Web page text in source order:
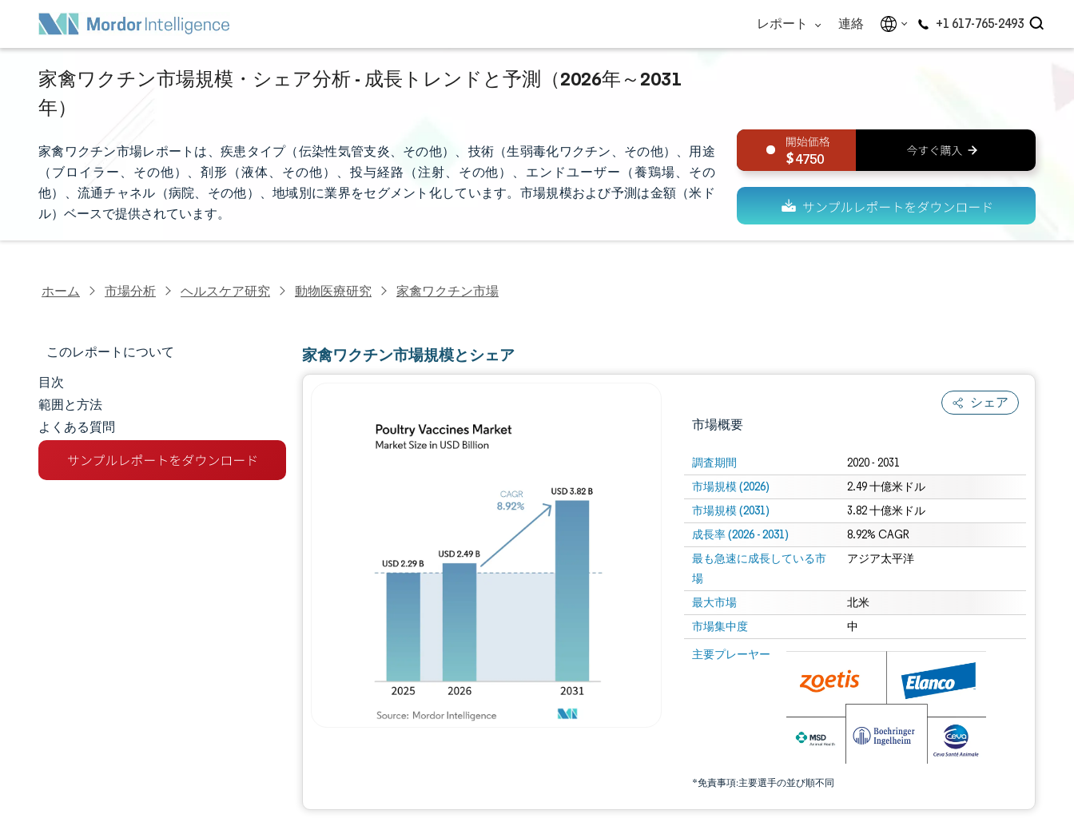
レポート 連絡 +1 617-765-2493
家禽ワクチン市場規模・シェア分析 - 成長トレンドと予測（2026年～2031
年）
家禽ワクチン市場レポートは、疾患タイプ（伝染性気管支炎、その他）、技術（生弱毒化ワクチン、その他）、用途
（ブロイラー、その他）、剤形（液体、その他）、投与経路（注射、その他）、エンドユーザー（養鶏場、その
他）、流通チャネル（病院、その他）、地域別に業界をセグメント化しています。市場規模および予測は金額（米ド
ル）ベースで提供されています。
4750
ホーム 市場分析 ヘルスケア研究 動物医療研究 家禽ワクチン市場
このレポートについて
市場規模とシェア
市場分析
トレンドとインサイト
目次
範囲と方法
よくある質問
家禽ワクチン市場規模とシェア
シェア
市場概要
調査期間 2020 - 2031
市場規模 (2026) 2.49 十億米ドル
市場規模 (2031) 3.82 十億米ドル
成長率 (2026 - 2031) 8.92% CAGR
最も急速に成長している市
場
アジア太平洋
最大市場 北米
市場集中度 中
主要プレーヤー
*免責事項:主要選手の並び順不同
画像 © Mordor Intelligence。再利用にはCC BY 4.0の表示が必要です。
画像 © Mordor Intelligence。再利用にはCC BY 4.0の表示が必要です。